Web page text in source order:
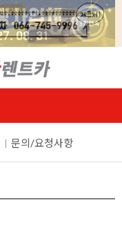
문의/요청사항